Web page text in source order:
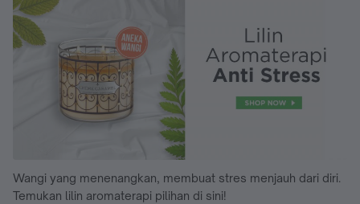
Wangi yang menenangkan, membuat stres menjauh dari diri.
Temukan lilin aromaterapi pilihan di sini!